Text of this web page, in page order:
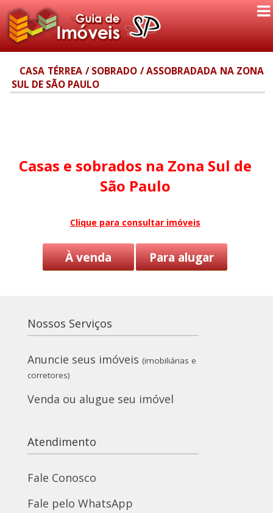
CASA TÉRREA / SOBRADO / ASSOBRADADA NA ZONA
SUL DE SÃO PAULO
Casas e sobrados na Zona Sul de
São Paulo
Clique para consultar imóveis
À venda Para alugar
Nossos Serviços
Anuncie seus imóveis (imobiliárias e
corretores)
Venda ou alugue seu imóvel
Atendimento
Fale Conosco
Fale pelo WhatsApp